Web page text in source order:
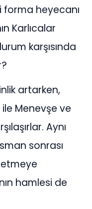
forma heyecanı
Karlıcalar
karşısında
artarken,
ile Menevşe ve
Aynı
sonrası
hamlesi de